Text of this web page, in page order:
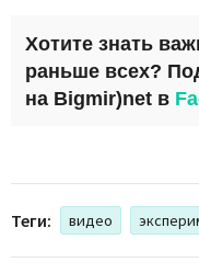
Хотите знать
раньше всех?
на Bigmir)net в
Теги: видео